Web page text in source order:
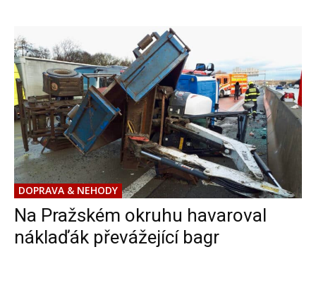
DOPRAVA & NEHODY
Na Pražském okruhu havaroval
náklaďák převážející bagr